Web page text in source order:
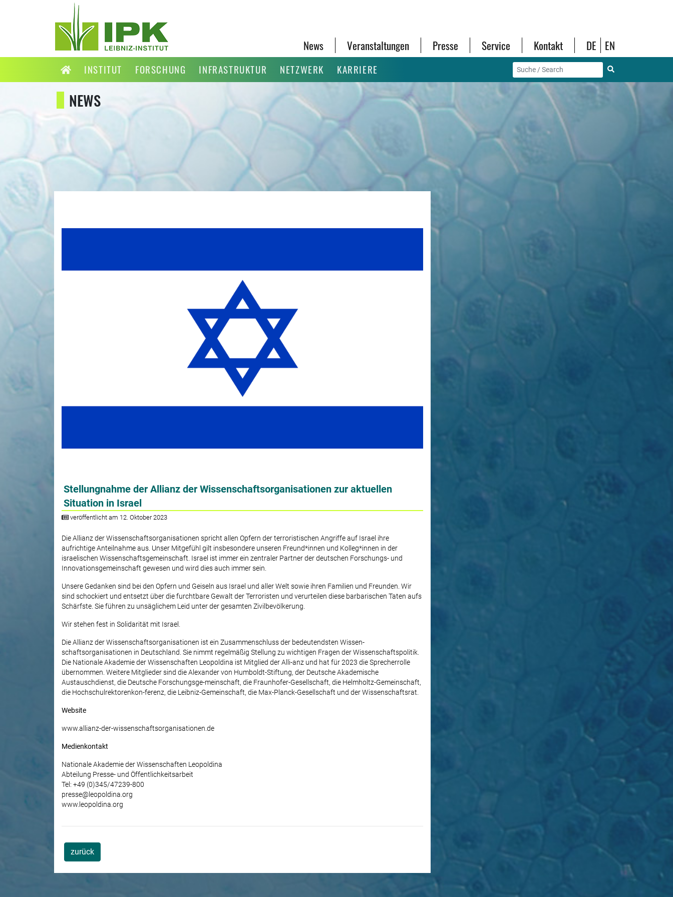
News Veranstaltungen Presse Service Kontakt DE EN
INSTITUT FORSCHUNG INFRASTRUKTUR NETZWERK KARRIERE
NEWS
Stellungnahme der Allianz der Wissenschaftsorganisationen zur aktuellen
Situation in Israel
veröffentlicht am 12. Oktober 2023
Die Allianz der Wissenschaftsorganisationen spricht allen Opfern der terroristischen Angriffe auf Israel ihre
aufrichtige Anteilnahme aus. Unser Mitgefühl gilt insbesondere unseren Freund*innen und Kolleg*innen in der
israelischen Wissenschaftsgemeinschaft. Israel ist immer ein zentraler Partner der deutschen Forschungs- und
Innovationsgemeinschaft gewesen und wird dies auch immer sein.
Unsere Gedanken sind bei den Opfern und Geiseln aus Israel und aller Welt sowie ihren Familien und Freunden. Wir
sind schockiert und entsetzt über die furchtbare Gewalt der Terroristen und verurteilen diese barbarischen Taten aufs
Schärfste. Sie führen zu unsäglichem Leid unter der gesamten Zivilbevölkerung.
Wir stehen fest in Solidarität mit Israel.
Die Allianz der Wissenschaftsorganisationen ist ein Zusammenschluss der bedeutendsten Wissen-
schaftsorganisationen in Deutschland. Sie nimmt regelmäßig Stellung zu wichtigen Fragen der Wissenschaftspolitik.
Die Nationale Akademie der Wissenschaften Leopoldina ist Mitglied der Alli-anz und hat für 2023 die Sprecherrolle
übernommen. Weitere Mitglieder sind die Alexander von Humboldt-Stiftung, der Deutsche Akademische
Austauschdienst, die Deutsche Forschungsge-meinschaft, die Fraunhofer-Gesellschaft, die Helmholtz-Gemeinschaft,
die Hochschulrektorenkon-ferenz, die Leibniz-Gemeinschaft, die Max-Planck-Gesellschaft und der Wissenschaftsrat.
Website
www.allianz-der-wissenschaftsorganisationen.de
Medienkontakt
Nationale Akademie der Wissenschaften Leopoldina
Abteilung Presse- und Öffentlichkeitsarbeit
Tel: +49 (0)345/47239-800
presse@leopoldina.org
www.leopoldina.org
zurück